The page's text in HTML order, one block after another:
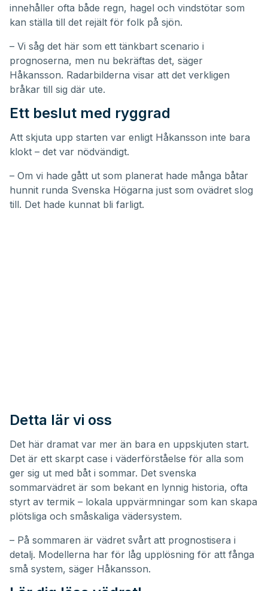
innehåller ofta både regn, hagel och vindstötar som
kan ställa till det rejält för folk på sjön.
– Vi såg det här som ett tänkbart scenario i
prognoserna, men nu bekräftas det, säger
Håkansson. Radarbilderna visar att det verkligen
bråkar till sig där ute.
Ett beslut med ryggrad
Att skjuta upp starten var enligt Håkansson inte bara
klokt – det var nödvändigt.
– Om vi hade gått ut som planerat hade många båtar
hunnit runda Svenska Högarna just som ovädret slog
till. Det hade kunnat bli farligt.
Detta lär vi oss
Det här dramat var mer än bara en uppskjuten start.
Det är ett skarpt case i väderförståelse för alla som
ger sig ut med båt i sommar. Det svenska
sommarvädret är som bekant en lynnig historia, ofta
styrt av termik – lokala uppvärmningar som kan skapa
plötsliga och småskaliga vädersystem.
– På sommaren är vädret svårt att prognostisera i
detalj. Modellerna har för låg upplösning för att fånga
små system, säger Håkansson.